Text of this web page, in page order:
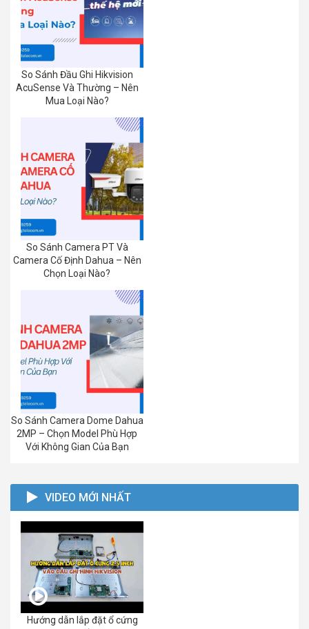
So Sánh Đầu Ghi Hikvision
AcuSense Và Thường – Nên
Mua Loại Nào?
So Sánh Camera PT Và
Camera Cố Định Dahua – Nên
Chọn Loại Nào?
So Sánh Camera Dome Dahua
2MP – Chọn Model Phù Hợp
Với Không Gian Của Bạn
VIDEO MỚI NHẤT
Hướng dẫn lắp đặt ổ cứng